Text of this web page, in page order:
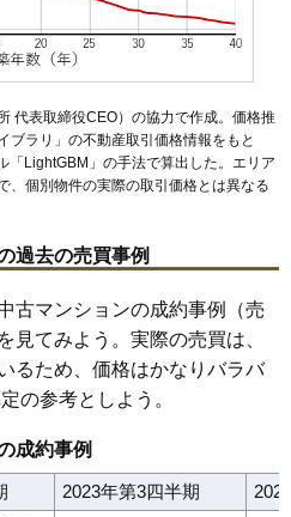
ンナビで
定をする
野3丁目
万円
ンナビで
定をする
代表取締役CEO）の協力で作成。価格推
ブラリ 」の不動産取引価格情報をもと
「LightGBM」の手法で算出した。エリア
、個別物件の実際の取引価格とは異なる
過去の売買事例
古マンションの成約事例（売
見てみよう。実際の売買は、
るため、価格はかなりバラバ
の参考としよう。
成約事例
2023年第3四半期